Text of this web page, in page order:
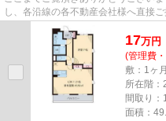
し、各沿線の各不動産会社様へ直接
しております！最新の情報は...
17万円
(管理費
敷：1ヶ
所在階：
間取り：
面積：